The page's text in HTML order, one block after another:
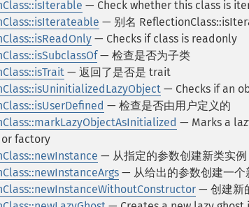
— Check whether this class is
— 别名
— Checks if class is readonly
— 检查是否为子类
— 返回了是否是 trait
— Checks if an
— 检查是否由用户定义的
— Marks a
factory
— 从指定的参数创建新类实例
— 从给出的参数创建一个
— 创建新